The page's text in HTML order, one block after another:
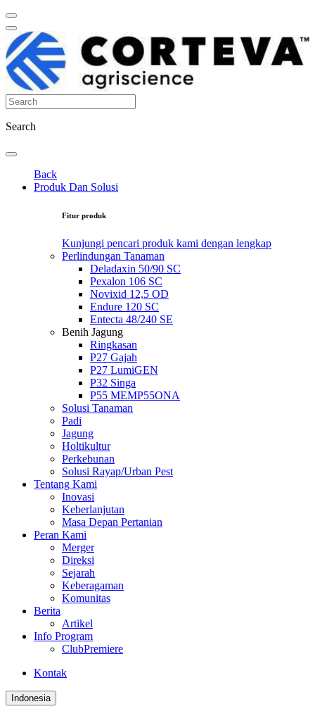
Search
Back
Produk Dan Solusi
Fitur produk
Kunjungi pencari produk kami dengan lengkap
Perlindungan Tanaman
Deladaxin 50/90 SC
Pexalon 106 SC
Novixid 12,5 OD
Endure 120 SC
Entecta 48/240 SE
Benih Jagung
Ringkasan
P27 Gajah
P27 LumiGEN
P32 Singa
P55 MEMP55ONA
Solusi Tanaman
Padi
Jagung
Holtikultur
Perkebunan
Solusi Rayap/Urban Pest
Tentang Kami
Inovasi
Keberlanjutan
Masa Depan Pertanian
Peran Kami
Merger
Direksi
Sejarah
Keberagaman
Komunitas
Berita
Artikel
Info Program
ClubPremiere
Kontak
Indonesia